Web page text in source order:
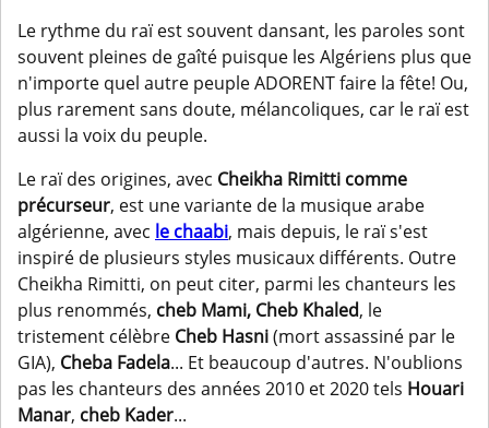
Le rythme du raï est souvent dansant, les paroles sont
souvent pleines de gaîté puisque les Algériens plus que
n'importe quel autre peuple ADORENT faire la fête! Ou,
plus rarement sans doute, mélancoliques, car le raï est
aussi la voix du peuple.
Le raï des origines, avec Cheikha Rimitti comme
précurseur, est une variante de la musique arabe
algérienne, avec le chaabi, mais depuis, le raï s'est
inspiré de plusieurs styles musicaux différents. Outre
Cheikha Rimitti, on peut citer, parmi les chanteurs les
plus renommés, cheb Mami, Cheb Khaled, le
tristement célèbre Cheb Hasni(mort assassiné par le
GIA), Cheba Fadela... Et beaucoup d'autres. N'oublions
pas les chanteurs des années 2010 et 2020 tels Houari
Manar, cheb Kader...